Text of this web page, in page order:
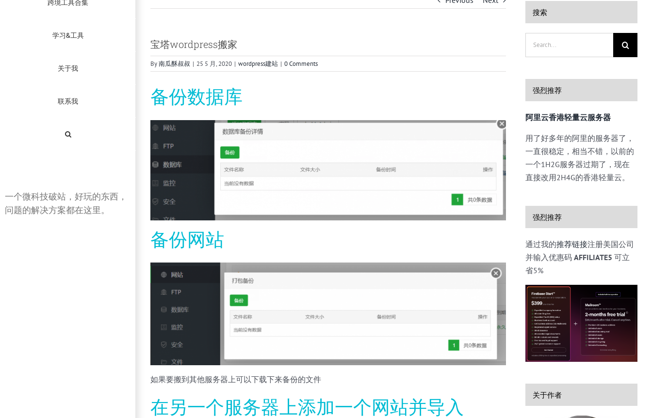
跨境工具合集
学习&工具
关于我
联系我
一个微科技破站，好玩的东西，
问题的解决方案都在这里。
宝塔wordpress搬家
By南瓜酥叔叔 | 25 5 月, 2020 | wordpress建站 | 0 Comments
备份数据库
备份网站
如果要搬到其他服务器上可以下载下来备份的文件
在另一个服务器上添加一个网站并导入
搜索
强烈推荐
阿里云香港轻量云服务器
用了好多年的阿里的服务器了，
一直很稳定，相当不错，以前的
一个1H2G服务器过期了，现在
直接改用2H4G的香港轻量云。
强烈推荐
通过我的推荐链接注册美国公司
并输入优惠码AFFILIATE5可立
省5%
关于作者